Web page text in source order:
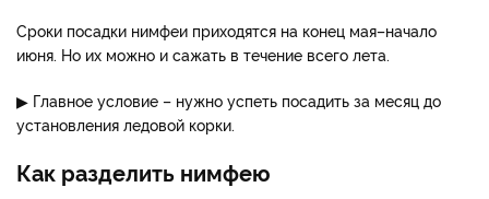
Сроки посадки нимфеи приходятся на конец мая–начало
июня. Но их можно и сажать в течение всего лета.
▶ Главное условие – нужно успеть посадить за месяц до
установления ледовой корки.
Как разделить нимфею